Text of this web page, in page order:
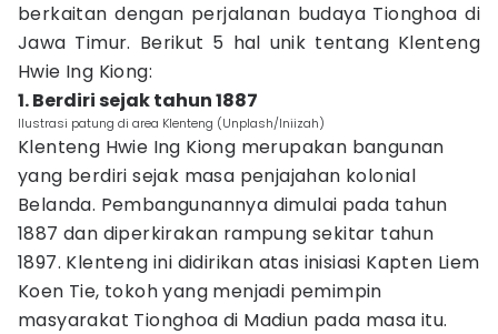
berkaitan dengan perjalanan budaya Tionghoa di
Jawa Timur. Berikut 5 hal unik tentang Klenteng
Hwie Ing Kiong:
1. Berdiri sejak tahun 1887
Ilustrasi patung di area Klenteng (Unplash/Iniizah)
Klenteng Hwie Ing Kiong merupakan bangunan
yang berdiri sejak masa penjajahan kolonial
Belanda. Pembangunannya dimulai pada tahun
1887 dan diperkirakan rampung sekitar tahun
1897. Klenteng ini didirikan atas inisiasi Kapten Liem
Koen Tie, tokoh yang menjadi pemimpin
masyarakat Tionghoa di Madiun pada masa itu.